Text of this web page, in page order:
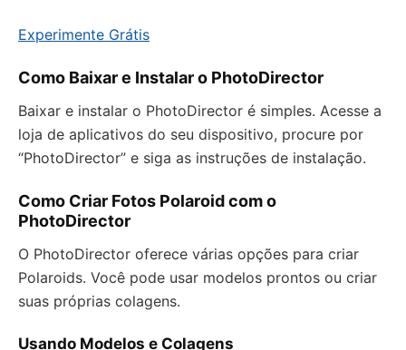
Experimente Grátis
Como Baixar e Instalar o PhotoDirector
Baixar e instalar o PhotoDirector é simples. Acesse a
loja de aplicativos do seu dispositivo, procure por
“PhotoDirector” e siga as instruções de instalação.
Como Criar Fotos Polaroid com o
PhotoDirector
O PhotoDirector oferece várias opções para criar
Polaroids. Você pode usar modelos prontos ou criar
suas próprias colagens.
Usando Modelos e Colagens